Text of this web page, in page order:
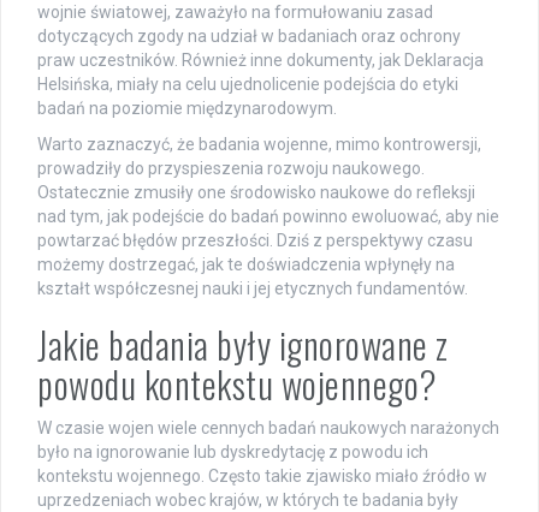
wojnie światowej, zaważyło na formułowaniu zasad
dotyczących zgody na udział w badaniach oraz ochrony
praw uczestników. Również inne dokumenty, jak Deklaracja
Helsińska, miały na celu ujednolicenie podejścia do etyki
badań na poziomie międzynarodowym.
Warto zaznaczyć, że badania wojenne, mimo kontrowersji,
prowadziły do przyspieszenia rozwoju naukowego.
Ostatecznie zmusiły one środowisko naukowe do refleksji
nad tym, jak podejście do badań powinno ewoluować, aby nie
powtarzać błędów przeszłości. Dziś z perspektywy czasu
możemy dostrzegać, jak te doświadczenia wpłynęły na
kształt współczesnej nauki i jej etycznych fundamentów.
Jakie badania były ignorowane z
powodu kontekstu wojennego?
W czasie wojen wiele cennych badań naukowych narażonych
było na ignorowanie lub dyskredytację z powodu ich
kontekstu wojennego. Często takie zjawisko miało źródło w
uprzedzeniach wobec krajów, w których te badania były